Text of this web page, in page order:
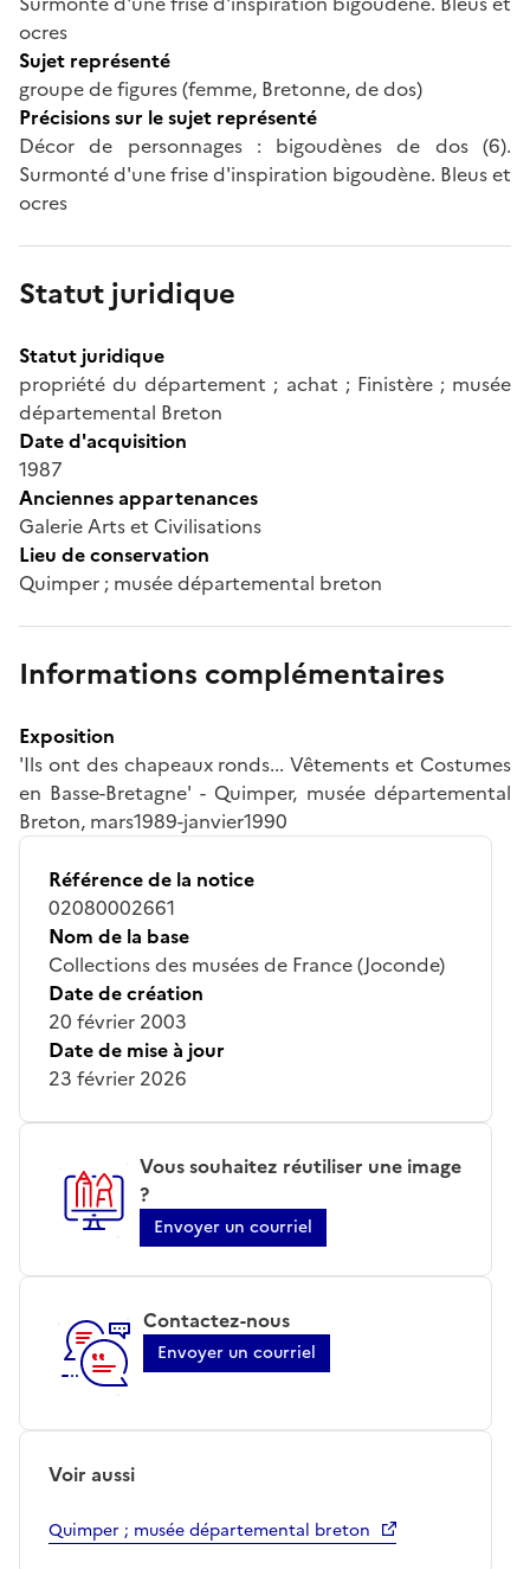
ocres
Sujet représenté
groupe de figures (femme, Bretonne, de dos)
Précisions sur le sujet représenté
Décor de personnages : bigoudènes de dos (6).
Surmonté d'une frise d'inspiration bigoudène. Bleus et
ocres
Statut juridique
Statut juridique
propriété du département ; achat ; Finistère ; musée
départemental Breton
Date d'acquisition
1987
Anciennes appartenances
Galerie Arts et Civilisations
Lieu de conservation
Quimper ; musée départemental breton
Informations complémentaires
Exposition
'Ils ont des chapeaux ronds... Vêtements et Costumes
en Basse-Bretagne' - Quimper, musée départemental
Breton, mars1989-janvier1990
Référence de la notice
02080002661
Nom de la base
Collections des musées de France (Joconde)
Date de création
20 février 2003
Date de mise à jour
23 février 2026
Vous souhaitez réutiliser une image
?
Envoyer un courriel
Contactez-nous
Envoyer un courriel
Voir aussi
Quimper ; musée départemental breton